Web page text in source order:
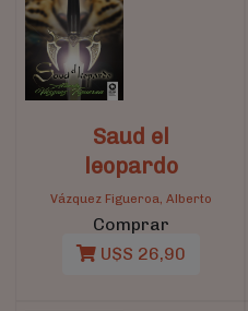
Saud el
leopardo
Vázquez Figueroa, Alberto
Comprar
U$S 26,90